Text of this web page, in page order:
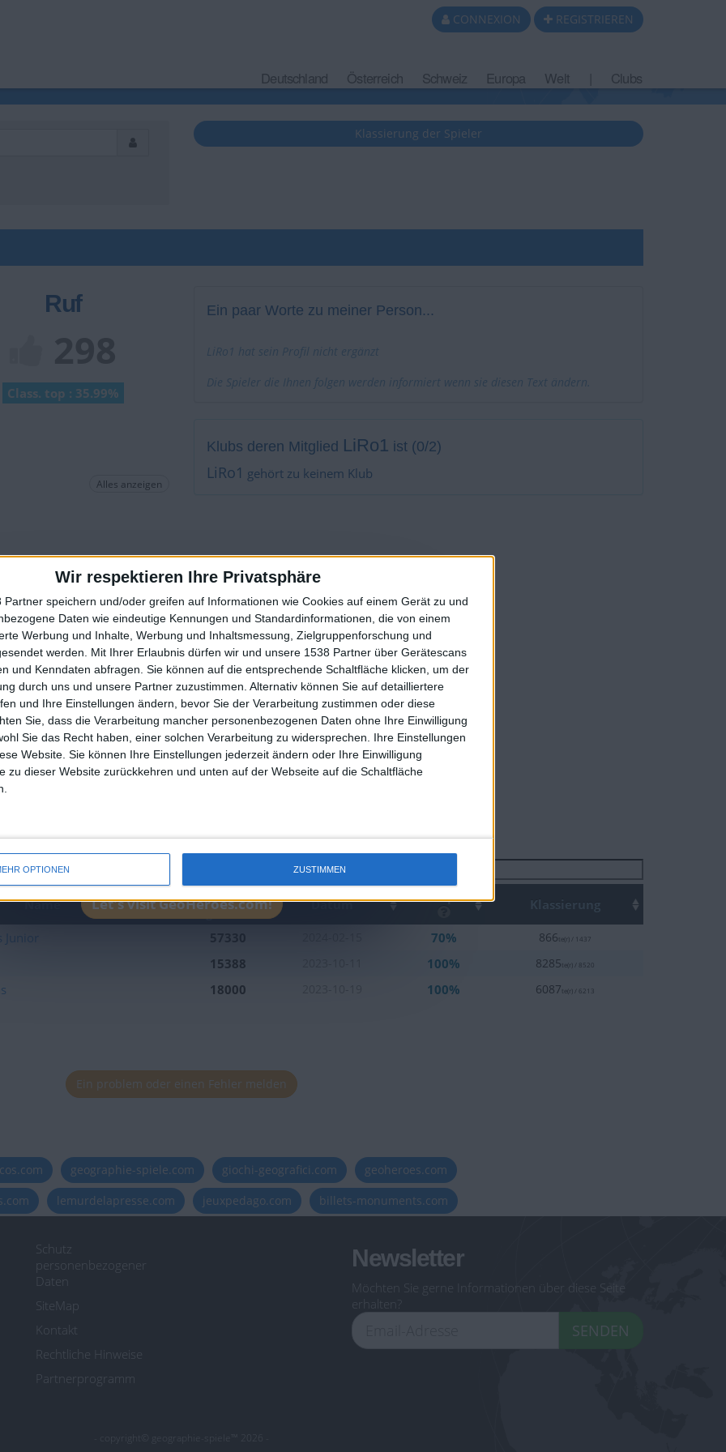
Wir respektieren Ihre Privatsphäre
Partner speichern und/oder greifen auf Informationen wie Cookies auf einem Gerät zu und
Daten wie eindeutige Kennungen und Standardinformationen, die von einem
Werbung und Inhalte, Werbung und Inhaltsmessung, Zielgruppenforschung und
werden.
Mit Ihrer Erlaubnis dürfen wir und unsere 1538 Partner über Gerätescans
und Kenndaten abfragen. Sie können auf die entsprechende Schaltfläche klicken, um der
durch uns und unsere Partner zuzustimmen. Alternativ können Sie auf detailliertere
und Ihre Einstellungen ändern, bevor Sie der Verarbeitung zustimmen oder diese
Sie, dass die Verarbeitung mancher personenbezogenen Daten ohne Ihre Einwilligung
Sie das Recht haben, einer solchen Verarbeitung zu widersprechen. Ihre Einstellungen
Website. Sie können Ihre Einstellungen jederzeit ändern oder Ihre Einwilligung
zu dieser Website zurückkehren und unten auf der Webseite auf die Schaltfläche
OPTIONEN ZUSTIMMEN
CONNEXION REGISTRIEREN
Deutschland Österreich Schweiz Europa Welt Clubs
Klassierung der Spieler
Ruf
Class. top : 35.99%
Alles anzeigen
Ein paar Worte zu meiner Person...
LiRo1 hat sein Profil nicht ergänzt
Die Spieler die Ihnen folgen werden informiert wenn sie diesen Text ändern.
Klubs deren Mitglied LiRo1 ist (0/2)
LiRo1 gehört zu keinem Klub
Wird von1Spieler(n) als Favorit geführt
Teilnahme an Turnieren :0
Turnier(e) gewonnen :0
Unter den 10 Besten des Turniers : 0
Unter den 20 Besten des Turniers :0
Unter den 50 Besten des Turniers :0
Unter den 100 Besten des Turniers :0
Geopunkte :0
Platzierung in der Bestenliste :1
Name
Beste
Ergebnisse
Datum Top Klassierung
70% 866te(r) / 1437
15388 100% 8285te(r) / 8520
18000 100% 6087te(r) / 6213
Ein problem oder einen Fehler melden
geographie-spiele.com giochi-geografici.com
geoheroes.com
lemurdelapresse.com jeuxpedago.com billets-monuments.com
Schutz
personenbezogener
Daten
SiteMap
Kontakt
Rechtliche Hinweise
Partnerprogramm
Newsletter
Möchten Sie gerne Informationen über diese Seite
erhalten?
SENDEN
- copyright© geographie-spiele™ 2026 -
🇺🇸 We noticed you’re visiting from
an English-speaking country
Join our American version now and be among
the firsts to submit your score on our
leaderboards!
Let's visit GeoHeroes.com!